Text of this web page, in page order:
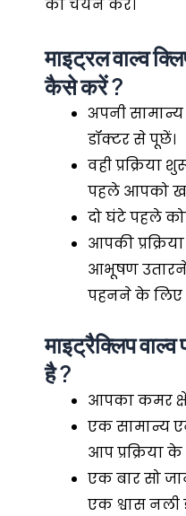
का चयन करें।
माइट्रल वाल्व
कैसे करें ?
अपनी
डॉक्टर से पूछें।
वही
पहले आपको
दो घंटे पहले
आपकी
आभूषण
पहनने के लिए
माइट्रैक्लिप वाल्व
है ?
आपका कमर
एक सामान्य
आप प्रक्रिया
एक बार सो
एक श्वास नली